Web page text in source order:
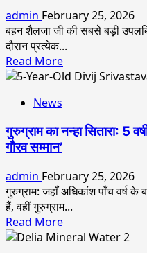
उनके
उत्कृष्ट
कार्यों
के
लिए
गौरव
admin February 25, 2026
बहन शैलजा जी की सबसे बड़ी
दौरान प्रत्येक...
Read MoreRead
more
हिमाचल
की
जी
को
उनके
मानवीय
मूल्यों
News
गुरुग्राम का नन्हा सितारा: 5
गौरव सम्मान’
admin February 25, 2026
गुरुग्राम: जहाँ अधिकांश पाँच वर्ष के
हैं, वहीं गुरुग्राम...
Read MoreRead
more